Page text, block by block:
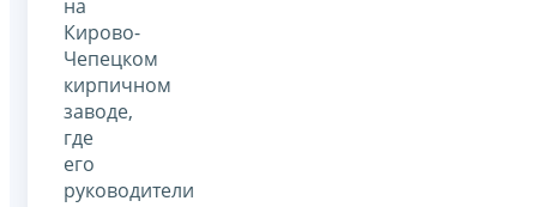
на
Кирово-
Чепецком
кирпичном
заводе,
где
его
руководители